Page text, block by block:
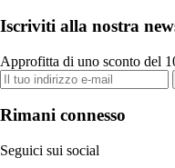
Iscriviti alla nostra
Approfitta di uno sconto del
Rimani connesso
Seguici sui social